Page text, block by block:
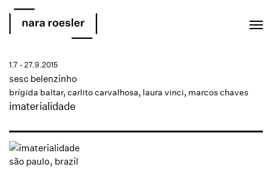
imaterialidade
brígida baltar, carlito carvalhosa, laura vinci, marcos chaves
sesc belenzinho
1.7 - 27.9.2015
são paulo, brazil